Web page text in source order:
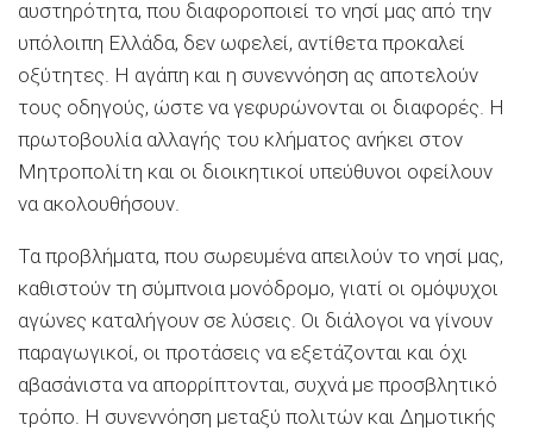
αυστηρότητα, που διαφοροποιεί το νησί μας από την
υπόλοιπη Ελλάδα, δεν ωφελεί, αντίθετα προκαλεί
οξύτητες. Η αγάπη και η συνεννόηση ας αποτελούν
τους οδηγούς, ώστε να γεφυρώνονται οι διαφορές. Η
πρωτοβουλία αλλαγής του κλήματος ανήκει στον
Μητροπολίτη και οι διοικητικοί υπεύθυνοι οφείλουν
να ακολουθήσουν.
Τα προβλήματα, που σωρευμένα απειλούν το νησί μας,
καθιστούν τη σύμπνοια μονόδρομο, γιατί οι ομόψυχοι
αγώνες καταλήγουν σε λύσεις. Οι διάλογοι να γίνουν
παραγωγικοί, οι προτάσεις να εξετάζονται και όχι
αβασάνιστα να απορρίπτονται, συχνά με προσβλητικό
τρόπο. Η συνεννόηση μεταξύ πολιτών και Δημοτικής